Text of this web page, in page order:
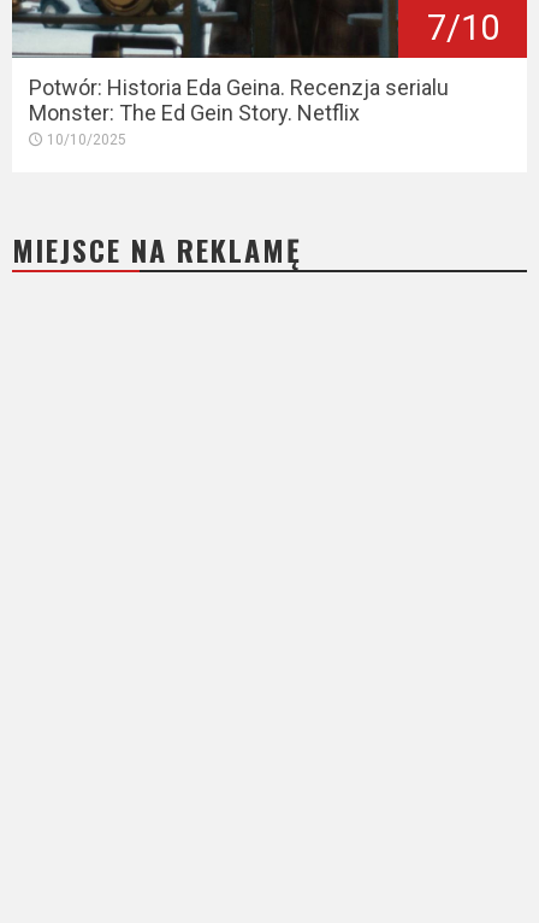
7/10
Potwór: Historia Eda Geina. Recenzja serialu
Monster: The Ed Gein Story. Netflix
10/10/2025
MIEJSCE NA REKLAMĘ